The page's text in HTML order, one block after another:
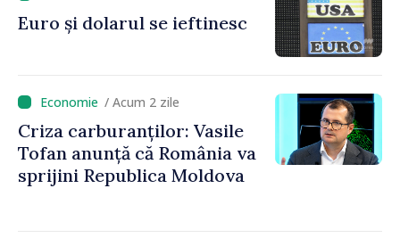
premierul Vasile Tofan, în
vizită la AGE
Euro și dolarul se ieftinesc
/ Acum 2 zile
Criza carburanților: Vasile
Tofan anunță că România va
sprijini Republica Moldova